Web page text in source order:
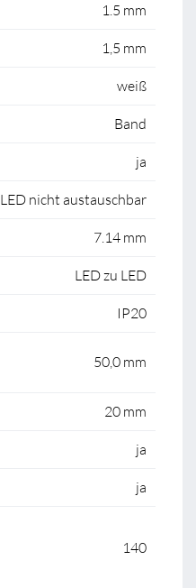
1.5 mm
1,5 mm
weiß
Band
ja
LED nicht austauschbar
7.14 mm
LED zu LED
IP20
50,0 mm
20 mm
ja
ja
140